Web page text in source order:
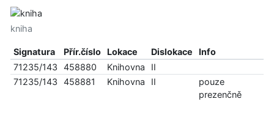
kniha
Signatura Přír.číslo Lokace Dislokace
Info
71235/143
458880 Knihovna
II
71235/143
458881 Knihovna II
pouze
prezenčně